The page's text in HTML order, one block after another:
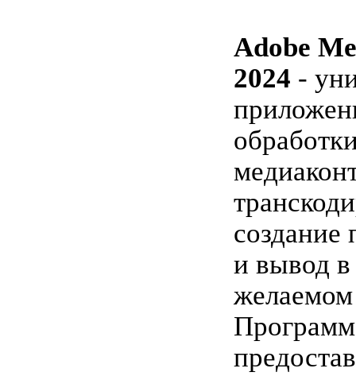
Adobe
2024 -
создание
и вывод